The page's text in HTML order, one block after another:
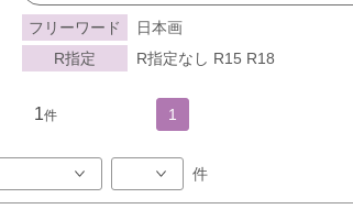
フリーワード
日本画
R指定
R指定なし R15 R18
1件 1
件